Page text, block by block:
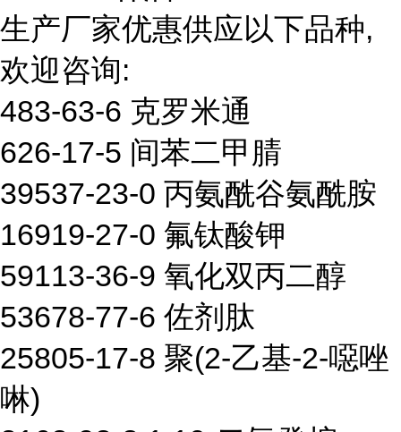
生产厂家优惠供应以下品种,
欢迎咨询:
483-63-6 克罗米通
626-17-5 间苯二甲腈
39537-23-0 丙氨酰谷氨酰胺
16919-27-0 氟钛酸钾
59113-36-9 氧化双丙二醇
53678-77-6 佐剂肽
25805-17-8 聚(2-乙基-2-噁唑
啉)